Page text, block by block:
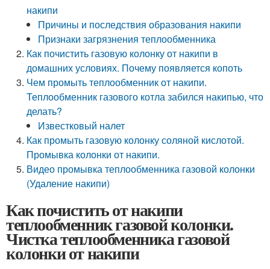
накипи
Причины и последствия образования накипи
Признаки загрязнения теплообменника
Как почистить газовую колонку от накипи в
домашних условиях. Почему появляется копоть
Чем промыть теплообменник от накипи.
Теплообменник газового котла забился накипью, что
делать?
Известковый налет
Как промыть газовую колонку соляной кислотой.
Промывка колонки от накипи.
Видео промывка теплообменника газовой колонки
(Удаление накипи)
Как почистить от накипи
теплообменник газовой колонки.
Чистка теплообменника газовой
колонки от накипи